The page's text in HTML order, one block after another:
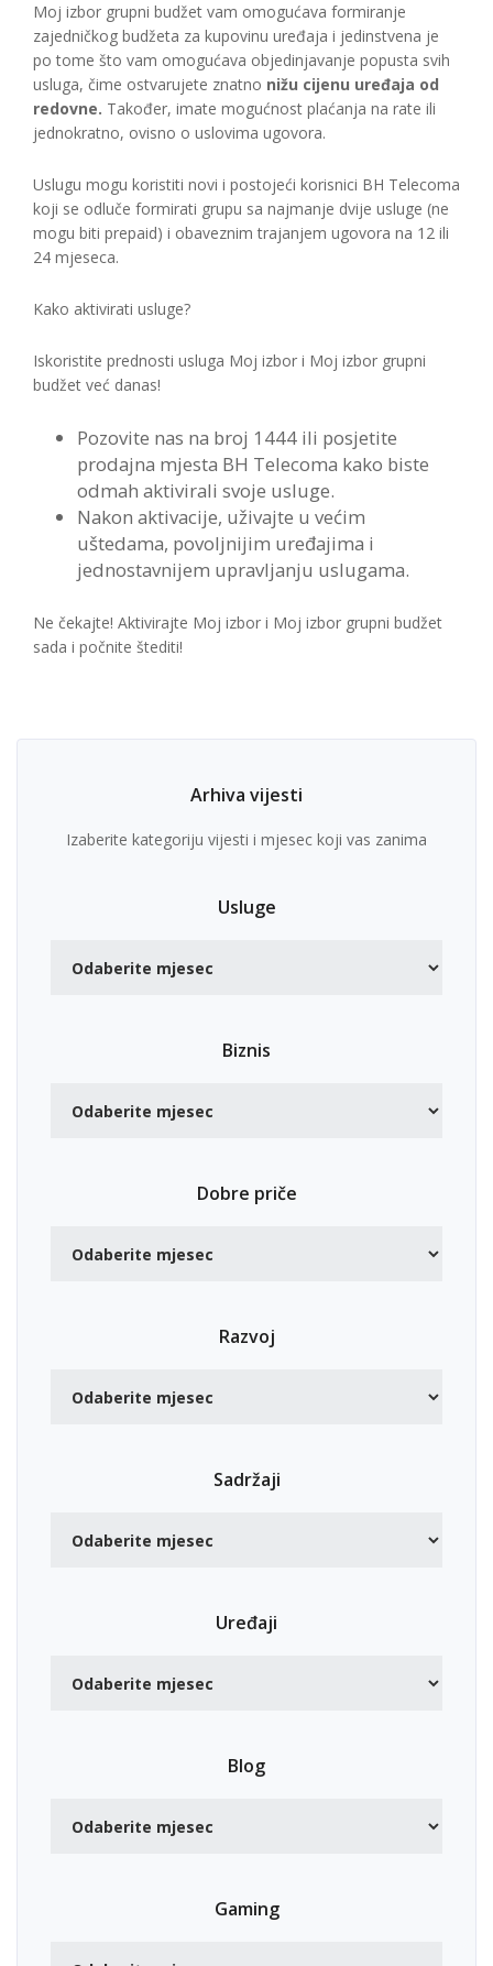
Moj izbor grupni budžet vam omogućava formiranje
zajedničkog budžeta za kupovinu uređaja i jedinstvena je
po tome što vam omogućava objedinjavanje popusta svih
usluga, čime ostvarujete znatno nižu cijenu uređaja od
redovne. Također, imate mogućnost plaćanja na rate ili
jednokratno, ovisno o uslovima ugovora.
Uslugu mogu koristiti novi i postojeći korisnici BH Telecoma
koji se odluče formirati grupu sa najmanje dvije usluge (ne
mogu biti prepaid) i obaveznim trajanjem ugovora na 12 ili
24 mjeseca.
Kako aktivirati usluge?
Iskoristite prednosti usluga Moj izbor i Moj izbor grupni
budžet već danas!
Pozovite nas na broj 1444 ili posjetite
prodajna mjesta BH Telecoma kako biste
odmah aktivirali svoje usluge.
Nakon aktivacije, uživajte u većim
uštedama, povoljnijim uređajima i
jednostavnijem upravljanju uslugama.
Ne čekajte! Aktivirajte Moj izbor i Moj izbor grupni budžet
sada i počnite štediti!
Arhiva vijesti
Izaberite kategoriju vijesti i mjesec koji vas zanima
Usluge
Biznis
Dobre priče
Razvoj
Sadržaji
Uređaji
Blog
Gaming